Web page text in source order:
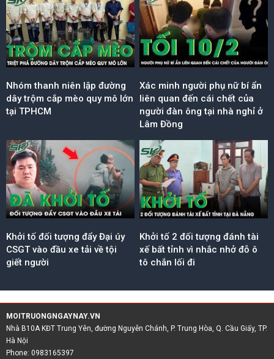
Nhóm thanh niên lập đường
dây trộm cắp mèo quy mô lớn
tại TPHCM
Xác minh người phụ nữ bí ẩn
liên quan đến cái chết của
người đàn ông tại nhà nghỉ ở
Lâm Đồng
Khởi tố đối tượng đẩy Đại úy
CSGT vào đầu xe tải về tội
giết người
Khởi tố 2 đối tượng đánh tài
xế bất tỉnh vì nhắc nhở đỗ ô
tô chắn lối đi
MOITRUONGNGAYNAY.VN
Nhà B10A KĐT Trung Yên, đường Nguyễn Chánh, P. Trung Hòa, Q. Cầu Giấy, TP.
Hà Nội
Phone: 0983165397